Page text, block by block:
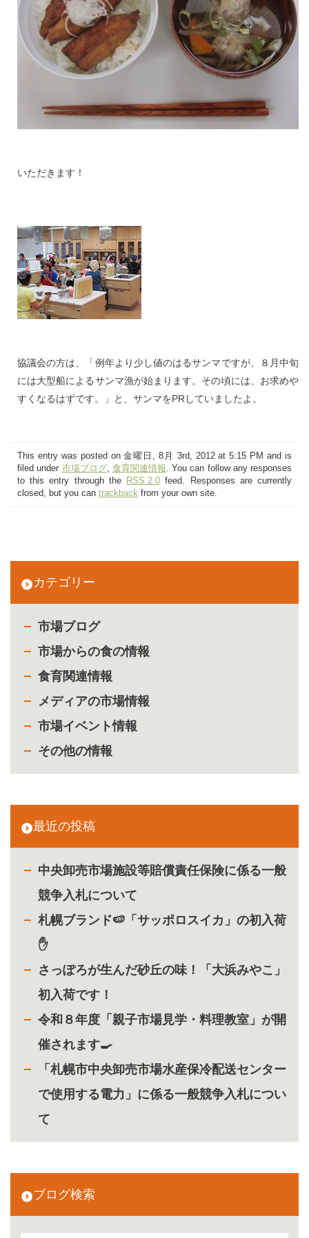
カテゴリー
市場ブログ
市場からの食の情報
食育関連情報
メディアの市場情報
市場イベント情報
その他の情報
最近の投稿
中央卸売市場施設等賠償責任保険に係る一般
競争入札について
札幌ブランド🍉「サッポロスイカ」の初入荷
✋
さっぽろが生んだ砂丘の味！「大浜みやこ」
初入荷です！
令和８年度「親子市場見学・料理教室」が開
催されます🍳
「札幌市中央卸売市場水産保冷配送センター
で使用する電力」に係る一般競争入札につい
て
ブログ検索
いただきます！
協議会の方は、「例年より少し値のはるサンマですが、８月中旬
には大型船によるサンマ漁が始まります。その頃には、お求めや
すくなるはずです。」と、サンマをPRしていましたよ。
This entry was posted on 金曜日, 8月 3rd, 2012 at 5:15 PM and is
filed under 市場ブログ, 食育関連情報. You can follow any responses
to this entry through the
RSS 2.0 feed. Responses are currently
closed, but you can trackback from your own site.